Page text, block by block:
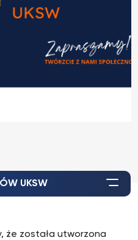
UKSW
że została utworzona